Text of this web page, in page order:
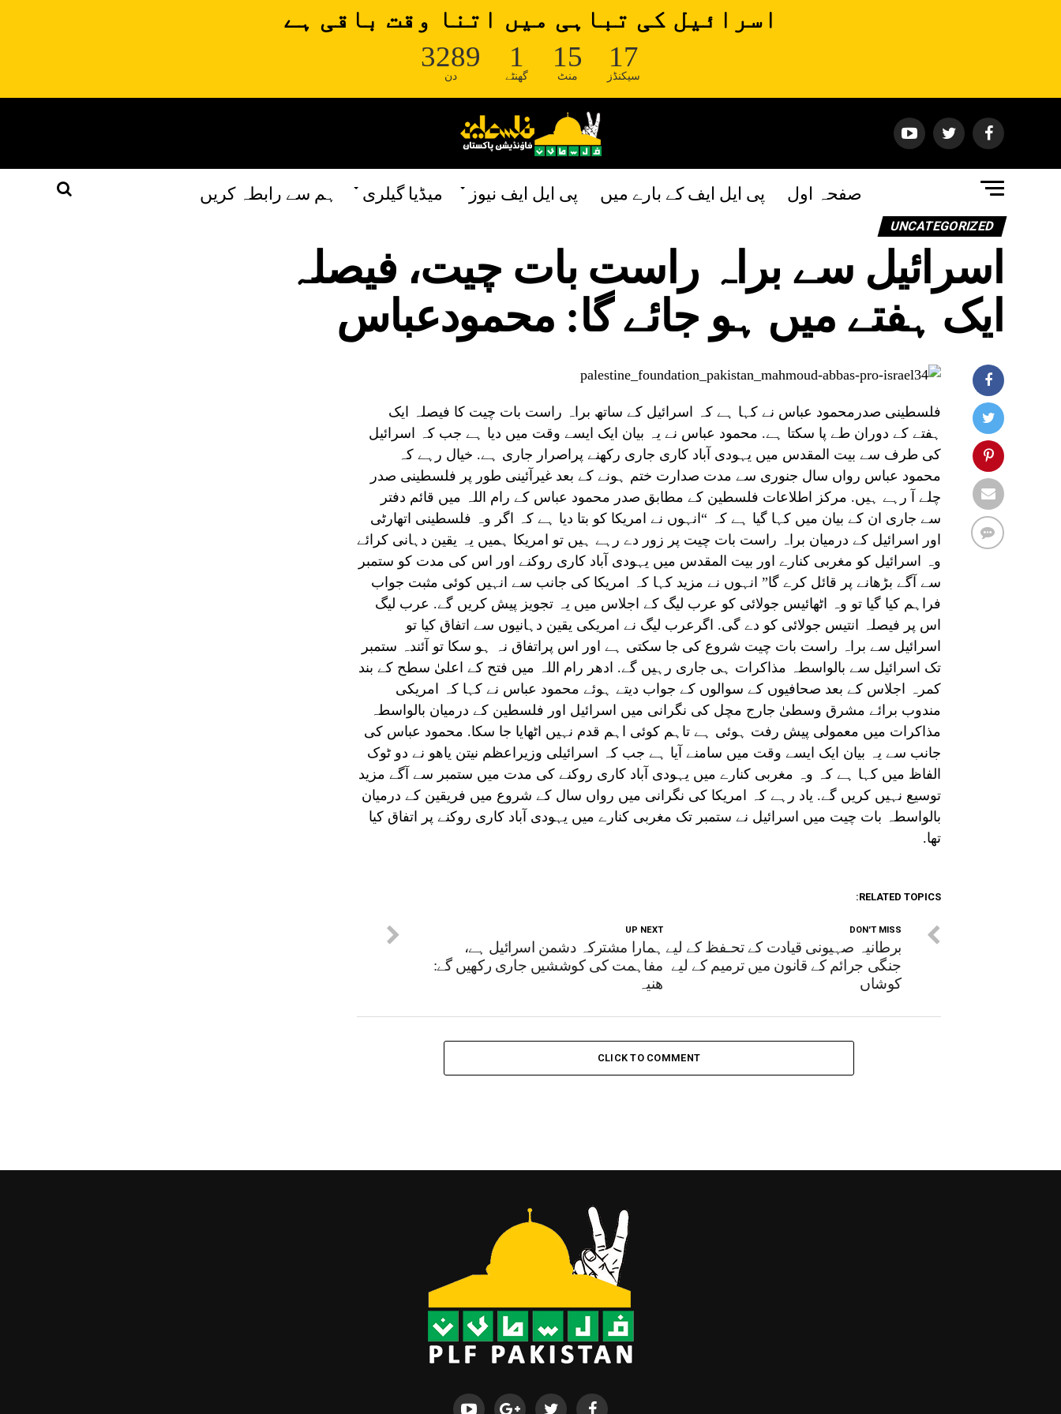
اسرائیل کی تباہی میں اتنا وقت باقی ہے
3289
دن
1
گھنٹے
15
منٹ
16
سیکنڈز
صفحہ اول پی ایل ایف کے بارے میں پی ایل ایف نیوز میڈیا گیلری ہم سے رابطہ کریں
UNCATEGORIZED
اسرائیل سے براہ راست بات چیت، فیصلہ
ایک ہفتے میں ہو جائے گا: محمودعباس
فلسطینی صدرمحمود عباس نے کہا ہے کہ اسرائیل کے ساتھ براہ راست بات چیت کا فیصلہ ایک
ہفتے کے دوران طے پا سکتا ہے. محمود عباس نے یہ بیان ایک ایسے وقت میں دیا ہے جب کہ اسرائیل
کی طرف سے بیت المقدس میں یہودی آباد کاری جاری رکھنے پراصرار جاری ہے. خیال رہے کہ
محمود عباس رواں سال جنوری سے مدت صدارت ختم ہونے کے بعد غیرآئینی طور پر فلسطینی صدر
چلے آ رہے ہیں. مرکز اطلاعات فلسطین کے مطابق صدر محمود عباس کے رام اللہ میں قائم دفتر
سے جاری ان کے بیان میں کہا گیا ہے کہ “انہوں نے امریکا کو بتا دیا ہے کہ اگر وہ فلسطینی اتھارٹی
اور اسرائیل کے درمیان براہ راست بات چیت پر زور دے رہے ہیں تو امریکا ہمیں یہ یقین دہانی کرائے
وہ اسرائیل کو مغربی کنارے اور بیت المقدس میں یہودی آباد کاری روکنے اور اس کی مدت کو ستمبر
سے آگے بڑھانے پر قائل کرے گا” انہوں نے مزید کہا کہ امریکا کی جانب سے انہیں کوئی مثبت جواب
فراہم کیا گیا تو وہ اٹھائیس جولائی کو عرب لیگ کے اجلاس میں یہ تجویز پیش کریں گے. عرب لیگ
اس پر فیصلہ انتیس جولائی کو دے گی. اگرعرب لیگ نے امریکی یقین دہانیوں سے اتفاق کیا تو
اسرائیل سے براہ راست بات چیت شروع کی جا سکتی ہے اور اس پراتفاق نہ ہو سکا تو آئندہ ستمبر
تک اسرائیل سے بالواسطہ مذاکرات ہی جاری رہیں گے. ادھر رام اللہ میں فتح کے اعلیٰ سطح کے بند
کمرہ اجلاس کے بعد صحافیوں کے سوالوں کے جواب دیتے ہوئے محمود عباس نے کہا کہ امریکی
مندوب برائے مشرق وسطیٰ جارج مچل کی نگرانی میں اسرائیل اور فلسطین کے درمیان بالواسطہ
مذاکرات میں معمولی پیش رفت ہوئی ہے تاہم کوئی اہم قدم نہیں اٹھایا جا سکا. محمود عباس کی
جانب سے یہ بیان ایک ایسے وقت میں سامنے آیا ہے جب کہ اسرائیلی وزیراعظم نیتن یاھو نے دو ٹوک
الفاظ میں کہا ہے کہ وہ مغربی کنارے میں یہودی آباد کاری روکنے کی مدت میں ستمبر سے آگے مزید
توسیع نہیں کریں گے. یاد رہے کہ امریکا کی نگرانی میں رواں سال کے شروع میں فریقین کے درمیان
بالواسطہ بات چیت میں اسرائیل نے ستمبر تک مغربی کنارے میں یہودی آباد کاری روکنے پر اتفاق کیا
تھا.
RELATED TOPICS:
UP NEXT
ہمارا مشترکہ دشمن اسرائیل ہے،
مفاہمت کی کوششیں جاری رکھیں گے:
ھنیہ
DON'T MISS
برطانیہ صہیونی قیادت کے تحـفظ کے لیے
جنگی جرائم کے قانون میں ترمیم کے لیے
کوشاں
CLICK TO COMMENT